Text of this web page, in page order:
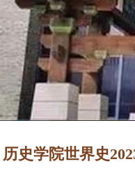
历史学院世界史